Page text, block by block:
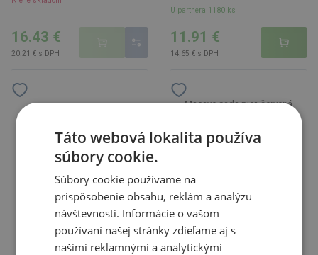
16.43 €
20.21 € s DPH
U partnera 1180 ks
11.91 €
14.65 € s DPH
Macaye sada pier, červená
Táto webová lokalita používa
súbory cookie.
Súbory cookie používame na
prispôsobenie obsahu, reklám a analýzu
návštevnosti. Informácie o vašom
používaní našej stránky zdieľame aj s
našimi reklamnými a analytickými